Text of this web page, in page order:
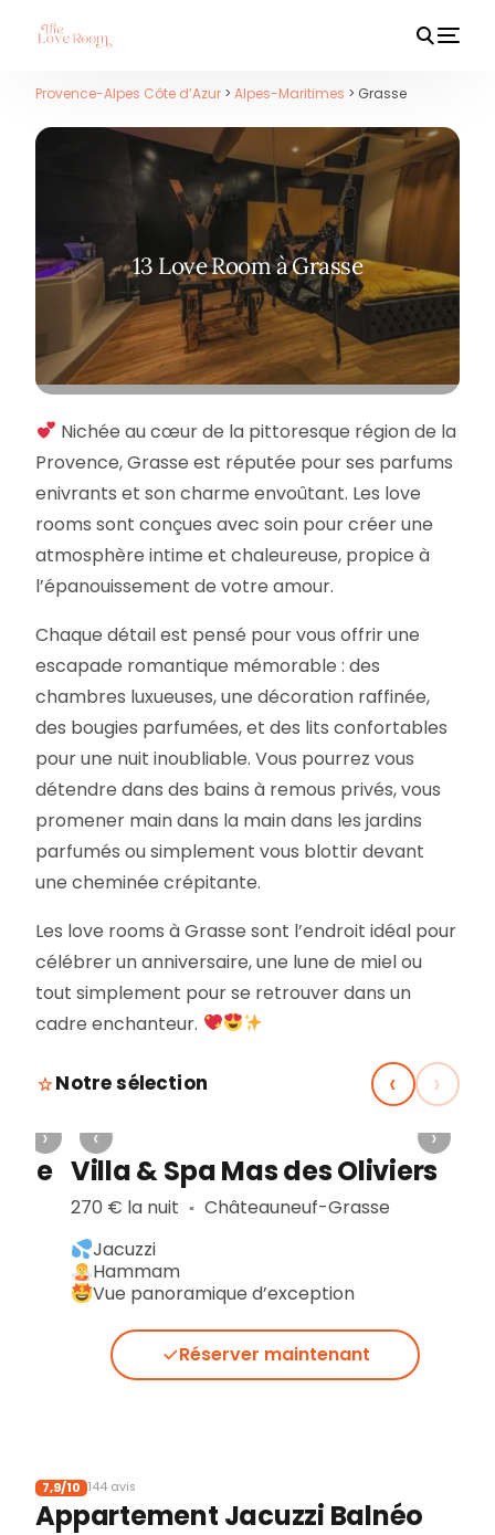
Provence-Alpes Côte d’Azur >Alpes-Maritimes > Grasse
13 Love Room à Grasse
Nichée au cœur de la pittoresque région de la
Provence, Grasse est réputée pour ses parfums
enivrants et son charme envoûtant. Les love
rooms sont conçues avec soin pour créer une
atmosphère intime et chaleureuse, propice à
l’épanouissement de votre amour.
Chaque détail est pensé pour vous offrir une
escapade romantique mémorable : des
chambres luxueuses, une décoration raffinée,
des bougies parfumées, et des lits confortables
pour une nuit inoubliable. Vous pourrez vous
détendre dans des bains à remous privés, vous
promener main dans la main dans les jardins
parfumés ou simplement vous blottir devant
une cheminée crépitante.
Les love rooms à Grasse sont l’endroit idéal pour
célébrer un anniversaire, une lune de miel ou
tout simplement pour se retrouver dans un
cadre enchanteur.
Notre sélection ‹ ›
› ‹ ›
Villa & Spa Mas des Oliviers
270 € la nuit ▪︎ Châteauneuf-Grasse
Jacuzzi
Hammam
Vue panoramique d’exception
Réserver maintenant
7,9/10 144 avis
Appartement Jacuzzi Balnéo
HOT